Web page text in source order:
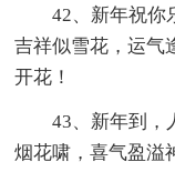
42、新年祝你
吉祥似雪花，运气
开花！
43、新年到，
烟花啸，喜气盈溢